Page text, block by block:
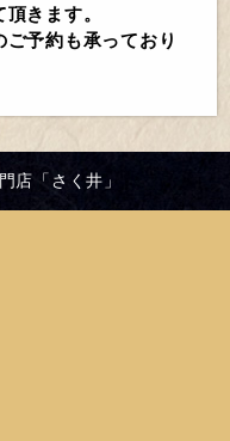
きます。
予約も承っており
店「さく井」